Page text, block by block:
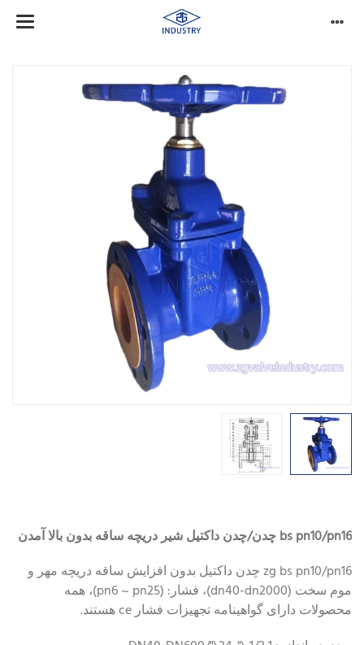
bs pn10/pn16 چدن/چدن داکتیل شیر دریچه ساقه بدون بالا آمدن
zg bs pn10/pn16 چدن داکتیل بدون افزایش ساقه دریچه مهر و
موم سخت (dn40-dn2000)، فشار: (pn6 ~ pn25)، همه
محصولات دارای گواهینامه تجهیزات فشار ce هستند.